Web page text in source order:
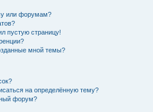
или форумам?
пустую страницу!
мной темы?
на определённую тему?
форум?